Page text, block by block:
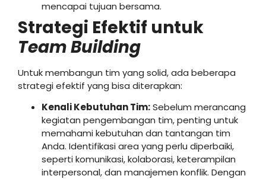
mencapai tujuan bersama.
Strategi Efektif untuk
Team Building
Untuk membangun tim yang solid, ada beberapa
strategi efektif yang bisa diterapkan:
Kenali Kebutuhan Tim:Sebelum merancang
kegiatan pengembangan tim, penting untuk
memahami kebutuhan dan tantangan tim
Anda. Identifikasi area yang perlu diperbaiki,
seperti komunikasi, kolaborasi, keterampilan
interpersonal, dan manajemen konflik. Dengan